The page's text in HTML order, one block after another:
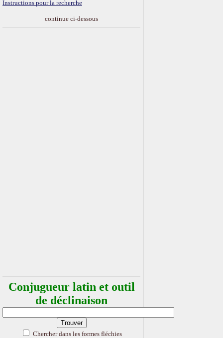
Instructions pour la recherche
continue ci-dessous
Conjugueur latin et outil
de déclinaison
Chercher dans les formes fléchies